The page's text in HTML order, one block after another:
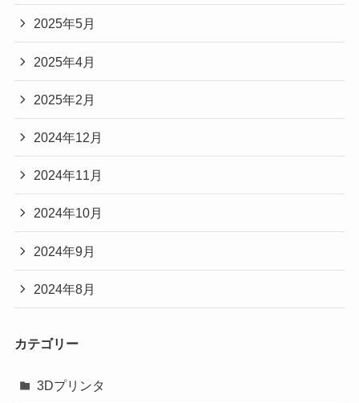
2025年5月
2025年4月
2025年2月
2024年12月
2024年11月
2024年10月
2024年9月
2024年8月
カテゴリー
3Dプリンタ